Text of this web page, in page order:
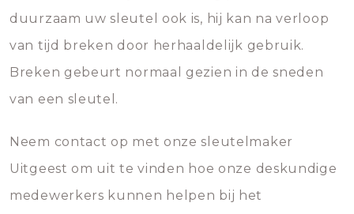
duurzaam uw sleutel ook is, hij kan na verloop
van tijd breken door herhaaldelijk gebruik.
Breken gebeurt normaal gezien in de sneden
van een sleutel.
Neem contact op met onze sleutelmaker
Uitgeest om uit te vinden hoe onze deskundige
medewerkers kunnen helpen bij het